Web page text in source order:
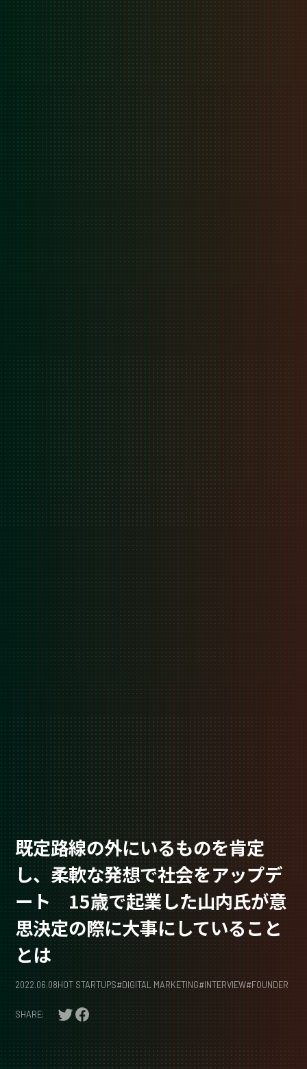
既定路線の外にいるものを肯定
し、柔軟な発想で社会をアップデ
ート 15歳で起業した山内氏が意
思決定の際に大事にしていること
とは
2022.06.08HOT STARTUPS#DIGITAL MARKETING#INTERVIEW#FOUNDER
SHARE: